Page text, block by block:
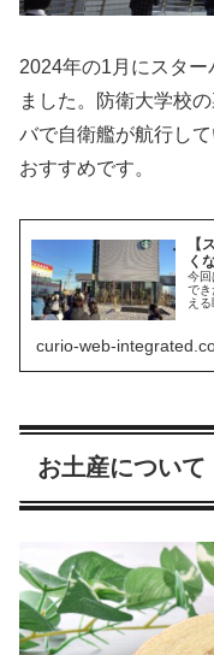
2024年の1月にスタ
ました。防衛大学校
バで自衛艦が航行し
おすすめです。
【
く
今回
でき
え
た。
につ
curio-web-
お土産について